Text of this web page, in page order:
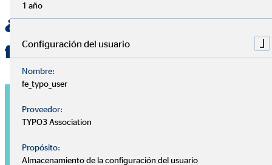
¿Quieres una planificación
financiera personalizada?
1 año
Configuración del usuario
Nombre:
fe_typo_user
Proveedor:
TYPO3 Association
Propósito:
Almacenamiento de la configuración del usuario